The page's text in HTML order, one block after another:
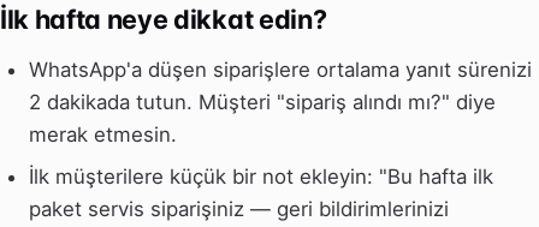
İlk hafta neye dikkat edin?
WhatsApp'a düşen siparişlere ortalama yanıt sürenizi
2 dakikada tutun. Müşteri "sipariş alındı mı?" diye
merak etmesin.
İlk müşterilere küçük bir not ekleyin: "Bu hafta ilk
paket servis siparişiniz — geri bildirimlerinizi